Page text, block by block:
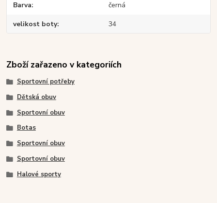
Barva černá
velikost boty 34
Zboží zařazeno v kategoriích
Sportovní potřeby
Dětská obuv
Sportovní obuv
Botas
Sportovní obuv
Sportovní obuv
Halové sporty